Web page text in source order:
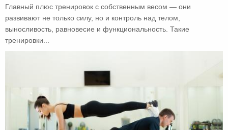
Главный плюс тренировок с собственным весом — они
развивают не только силу, но и контроль над телом,
выносливость, равновесие и функциональность. Такие
тренировки...